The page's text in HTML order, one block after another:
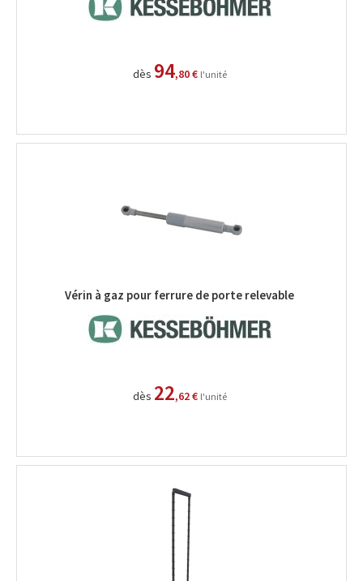
dès 94,80 € l'unité
Vérin à gaz pour ferrure de porte relevable
dès 22,62 € l'unité